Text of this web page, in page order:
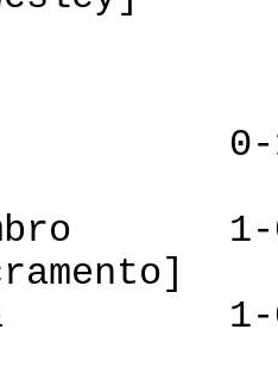
0-1
1-
1-0